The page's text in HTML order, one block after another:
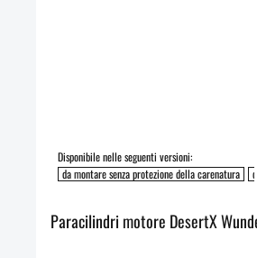
Disponibile nelle seguenti versioni:
da montare senza protezione della carenatura
Paracilindri motore DesertX